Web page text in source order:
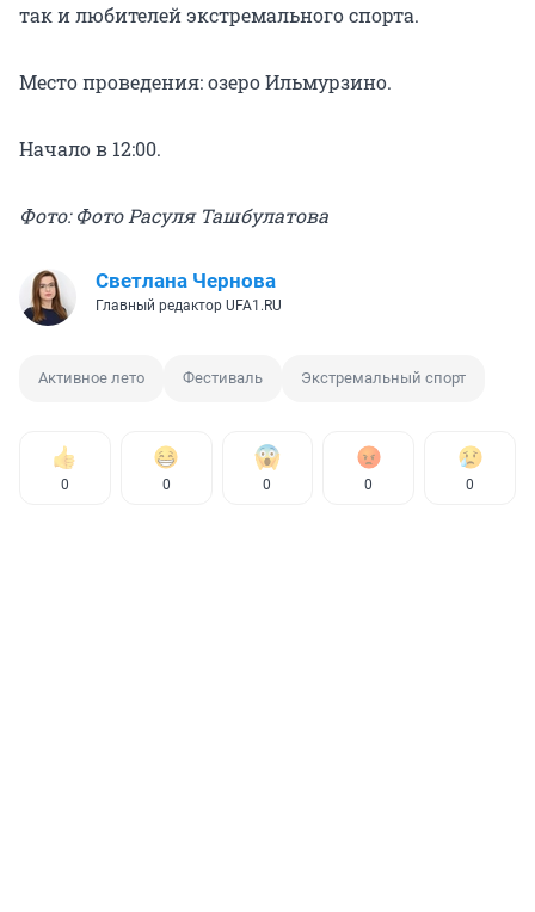
так и любителей экстремального спорта.
Место проведения: озеро Ильмурзино.
Начало в 12:00.
Фото: Фото Расуля Ташбулатова
Светлана Чернова
Главный редактор UFA1.RU
Активное лето Фестиваль Экстремальный спорт
0 0 0 0 0